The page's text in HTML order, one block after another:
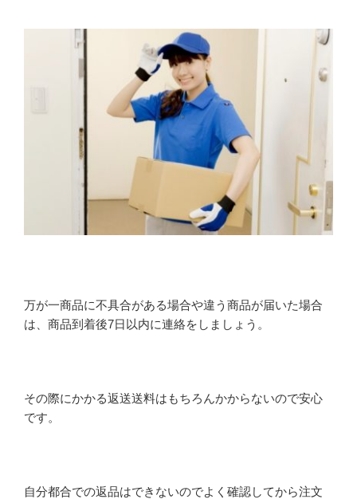
万が一商品に不具合がある場合や違う商品が届いた場合
は、商品到着後7日以内に連絡をしましょう。
その際にかかる返送送料はもちろんかからないので安心
です。
自分都合での返品はできないのでよく確認してから注文